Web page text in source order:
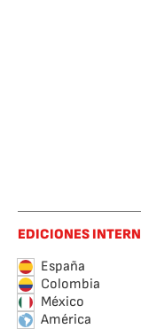
EDICIONES
España
Colombia
México
América